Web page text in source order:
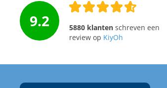
9.2 5880 klantenschreven een
review op KiyOh